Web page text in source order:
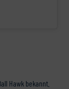
Hawk bekannt.